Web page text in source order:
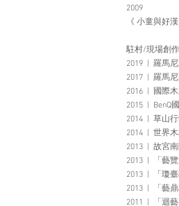
2009
《 小童與好
駐村/現場創作
2019 | 羅馬尼
2017 | 羅馬尼
2016 | 國際
2015 | BenQ
2014 | 草山
2014 | 世界
​2013 | 故宮
2013 | 「藝
2013 | 「瓊
2013 | 「藝
2011 | 「迴